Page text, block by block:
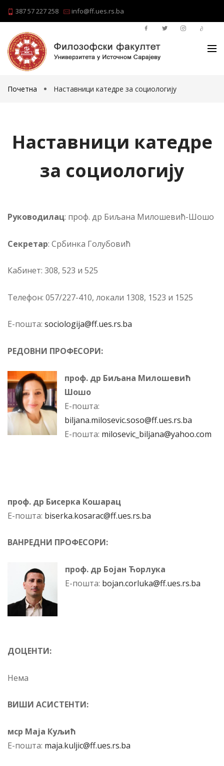
387 57 227 258 info@ff.ues.rs.ba
Почетна Наставници катедре за социологију
Наставници катедре
за социологију
Ру­ко­во­ди­лац: проф. др Биљана Милошевић-Шошо
Се­кре­тар: Србинка Голубовић
Ка­би­нет: 308, 523 и 525
Те­ле­фон: 057/227-410, ло­кали 1308, 1523 и 1525
Е-по­шта: sociologija@ff.ues.rs.ba
РЕДОВНИ ПРОФЕСОРИ:
проф. др Биљана Милошевић
Шошо
Е-пошта:
biljana.milosevic.soso@ff.ues.rs.ba
Е-пошта: milosevic_biljana@yahoo.com
проф. др Бисерка Кошарац
Е-пошта: biserka.kosarac@ff.ues.rs.ba
ВАНРЕДНИ ПРОФЕСОРИ:
проф. др Бојан Ћорлука
Е-по­шта: bojan.corluka@ff.ues.rs.ba
ДОЦЕНТИ:
Нема
ВИШИ АСИСТЕНТИ:
мср Маја Куљић
Е-пошта: maja.kuljic@ff.ues.rs.ba